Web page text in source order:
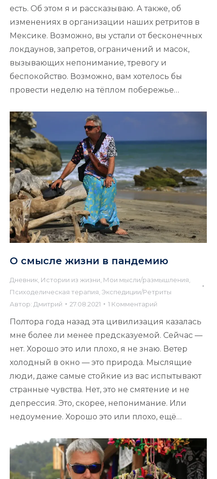
есть. Об этом я и рассказываю. А также, об
изменениях в организации наших ретритов в
Мексике. Возможно, вы устали от бесконечных
локдаунов, запретов, ограничений и масок,
вызывающих непонимание, тревогу и
беспокойство. Возможно, вам хотелось бы
провести неделю на тёплом побережье…
О смысле жизни в пандемию
Дневник Истории из жизни Мои мысли/размышления
Психоделическая терапия Экспедиции/Ретриты
Автор: Дмитрий 27.08.2021 1 Комментарий
Полтора года назад эта цивилизация казалась
мне более ли менее предсказуемой. Сейчас —
нет. Хорошо это или плохо, я не знаю. Ветер
холодный в окно — это природа. Мыслящие
люди, даже самые стойкие из вас испытывают
странные чувства. Нет, это не смятение и не
депрессия. Это, скорее, непонимание. Или
недоумение. Хорошо это или плохо, ещё…